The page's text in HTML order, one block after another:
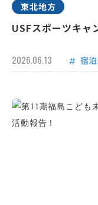
東北地方
USFスポーツキ
2026.06.13 宿